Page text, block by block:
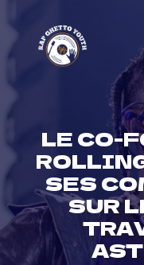
content
LE CO-
SES
SUR